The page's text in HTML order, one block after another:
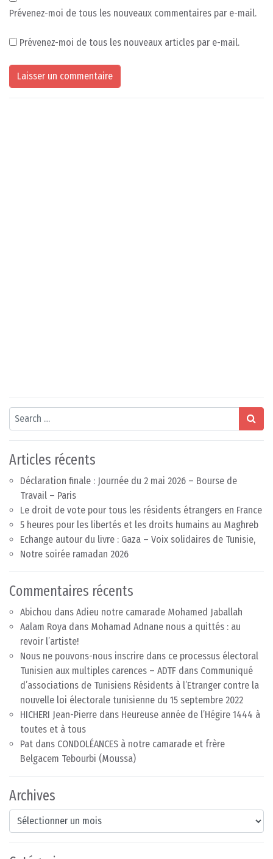
Prévenez-moi de tous les nouveaux commentaires par e-mail.
Prévenez-moi de tous les nouveaux articles par e-mail.
Search
Articles récents
Déclaration finale : Journée du 2 mai 2026 – Bourse de
Travail – Paris
Le droit de vote pour tous les résidents étrangers en France
5 heures pour les libertés et les droits humains au Maghreb
Echange autour du livre : Gaza – Voix solidaires de Tunisie,
Notre soirée ramadan 2026
Commentaires récents
Abichou dans Adieu notre camarade Mohamed Jaballah
Aalam Roya dans Mohamad Adnane nous a quittés : au
revoir l’artiste!
Nous ne pouvons-nous inscrire dans ce processus électoral
Tunisien aux multiples carences – ADTF dans Communiqué
d’associations de Tunisiens Résidents à l’Etranger contre la
nouvelle loi électorale tunisienne du 15 septembre 2022
HICHERI Jean-Pierre dans Heureuse année de l’Hégire 1444 à
toutes et à tous
Pat dans CONDOLÉANCES à notre camarade et frère
Belgacem Tebourbi (Moussa)
Archives
Archives